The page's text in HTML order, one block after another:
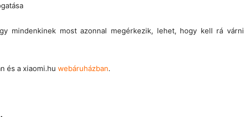
mindenkinek most azonnal megérkezik, lehet, hogy kell rá várni
és a xiaomi.hu webáruházban.